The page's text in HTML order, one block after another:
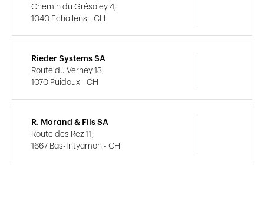
Chemin du Grésaley 4,
1040 Echallens - CH
Rieder Systems SA
Route du Verney 13,
1070 Puidoux - CH
R. Morand & Fils SA
Route des Rez 11,
1667 Bas-Intyamon - CH